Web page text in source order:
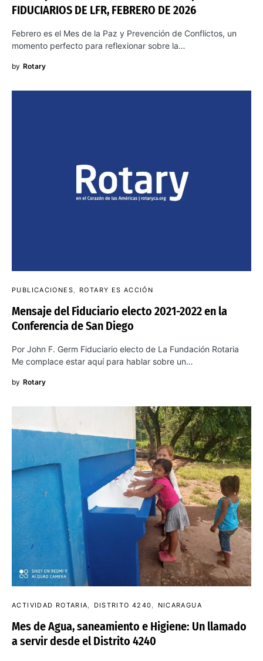
FIDUCIARIOS DE LFR, FEBRERO DE 2026
Febrero es el Mes de la Paz y Prevención de Conflictos, un
momento perfecto para reflexionar sobre la…
by Rotary
PUBLICACIONES ROTARY ES ACCIÓN
Mensaje del Fiduciario electo 2021-2022 en la
Conferencia de San Diego
Por John F. Germ Fiduciario electo de La Fundación Rotaria
Me complace estar aquí para hablar sobre un…
by Rotary
ACTIVIDAD ROTARIA DISTRITO 4240 NICARAGUA
Mes de Agua, saneamiento e Higiene: Un llamado
a servir desde el Distrito 4240